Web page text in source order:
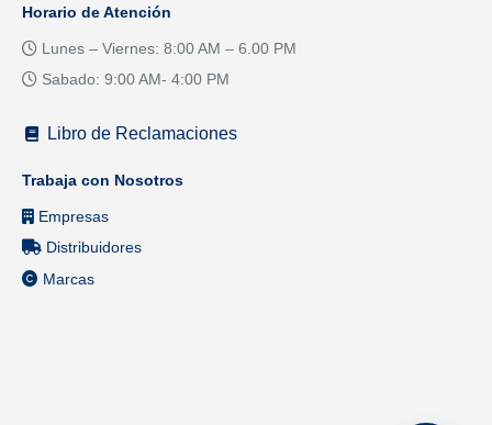
Horario de Atención
Lunes – Viernes: 8:00 AM – 6.00 PM
Sabado: 9:00 AM- 4:00 PM
Libro de Reclamaciones
Trabaja con Nosotros
Empresas
Distribuidores
Marcas